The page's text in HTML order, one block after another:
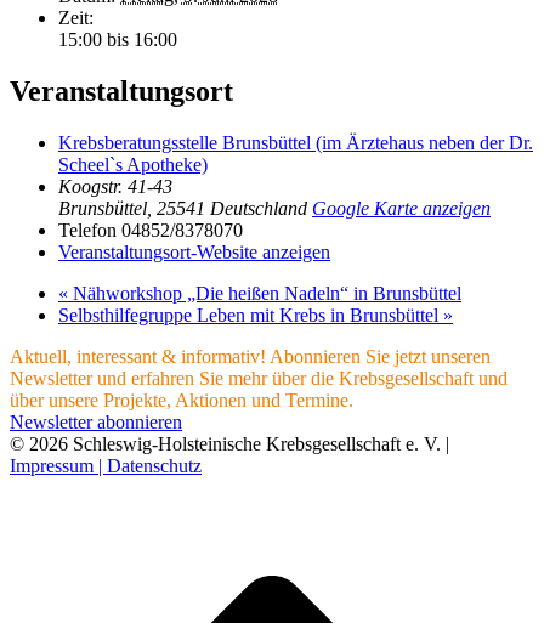
Zeit:
15:00 bis 16:00
Veranstaltungsort
Krebsberatungsstelle Brunsbüttel (im Ärztehaus neben der Dr.
Scheel`s Apotheke)
Koogstr. 41-43
Brunsbüttel 25541 Deutschland Google Karte anzeigen
Telefon 04852/8378070
Veranstaltungsort-Website anzeigen
« Nähworkshop „Die heißen Nadeln“ in Brunsbüttel
Selbsthilfegruppe Leben mit Krebs in Brunsbüttel »
Aktuell, interessant & informativ! Abonnieren Sie jetzt unseren
Newsletter und erfahren Sie mehr über die Krebsgesellschaft und
über unsere Projekte, Aktionen und Termine.
Newsletter abonnieren
© 2026 Schleswig-Holsteinische Krebsgesellschaft e. V. |
Impressum | Datenschutz